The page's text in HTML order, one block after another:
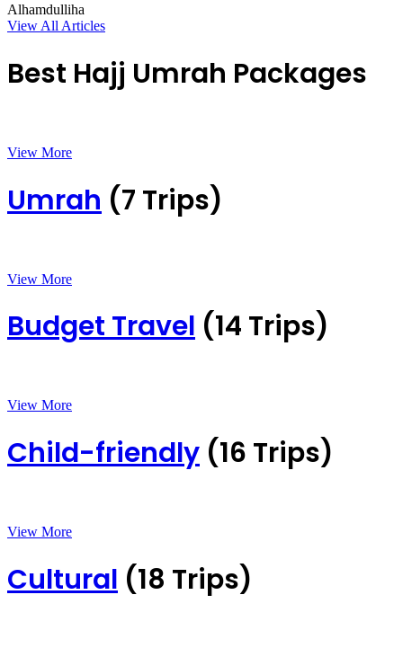
Alhamdulliha
View All Articles
Best Hajj Umrah Packages
View More
Umrah (7 Trips)
View More
Budget Travel (14 Trips)
View More
Child-friendly (16 Trips)
View More
Cultural (18 Trips)